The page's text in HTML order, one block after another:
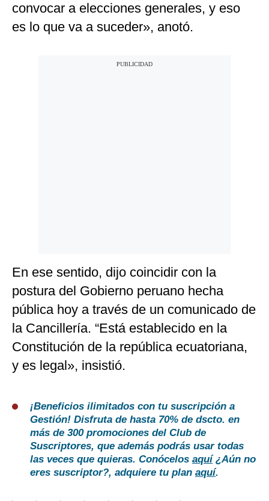
convocar a elecciones generales, y eso
es lo que va a suceder», anotó.
En ese sentido, dijo coincidir con la
postura del Gobierno peruano hecha
pública hoy a través de un comunicado de
la Cancillería. “Está establecido en la
Constitución de la república ecuatoriana,
y es legal», insistió.
¡Beneficios ilimitados con tu suscripción a
Gestión! Disfruta de hasta 70% de dscto. en
más de 300 promociones del Club de
Suscriptores, que además podrás usar todas
las veces que quieras. Conócelos aquí¿Aún no
eres suscriptor?, adquiere tu plan aquí.